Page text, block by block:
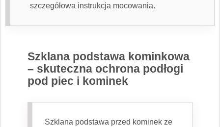
szczegółowa instrukcja mocowania.
Szklana podstawa kominkowa
– skuteczna ochrona podłogi
pod piec i kominek
Szklana podstawa przed kominek ze